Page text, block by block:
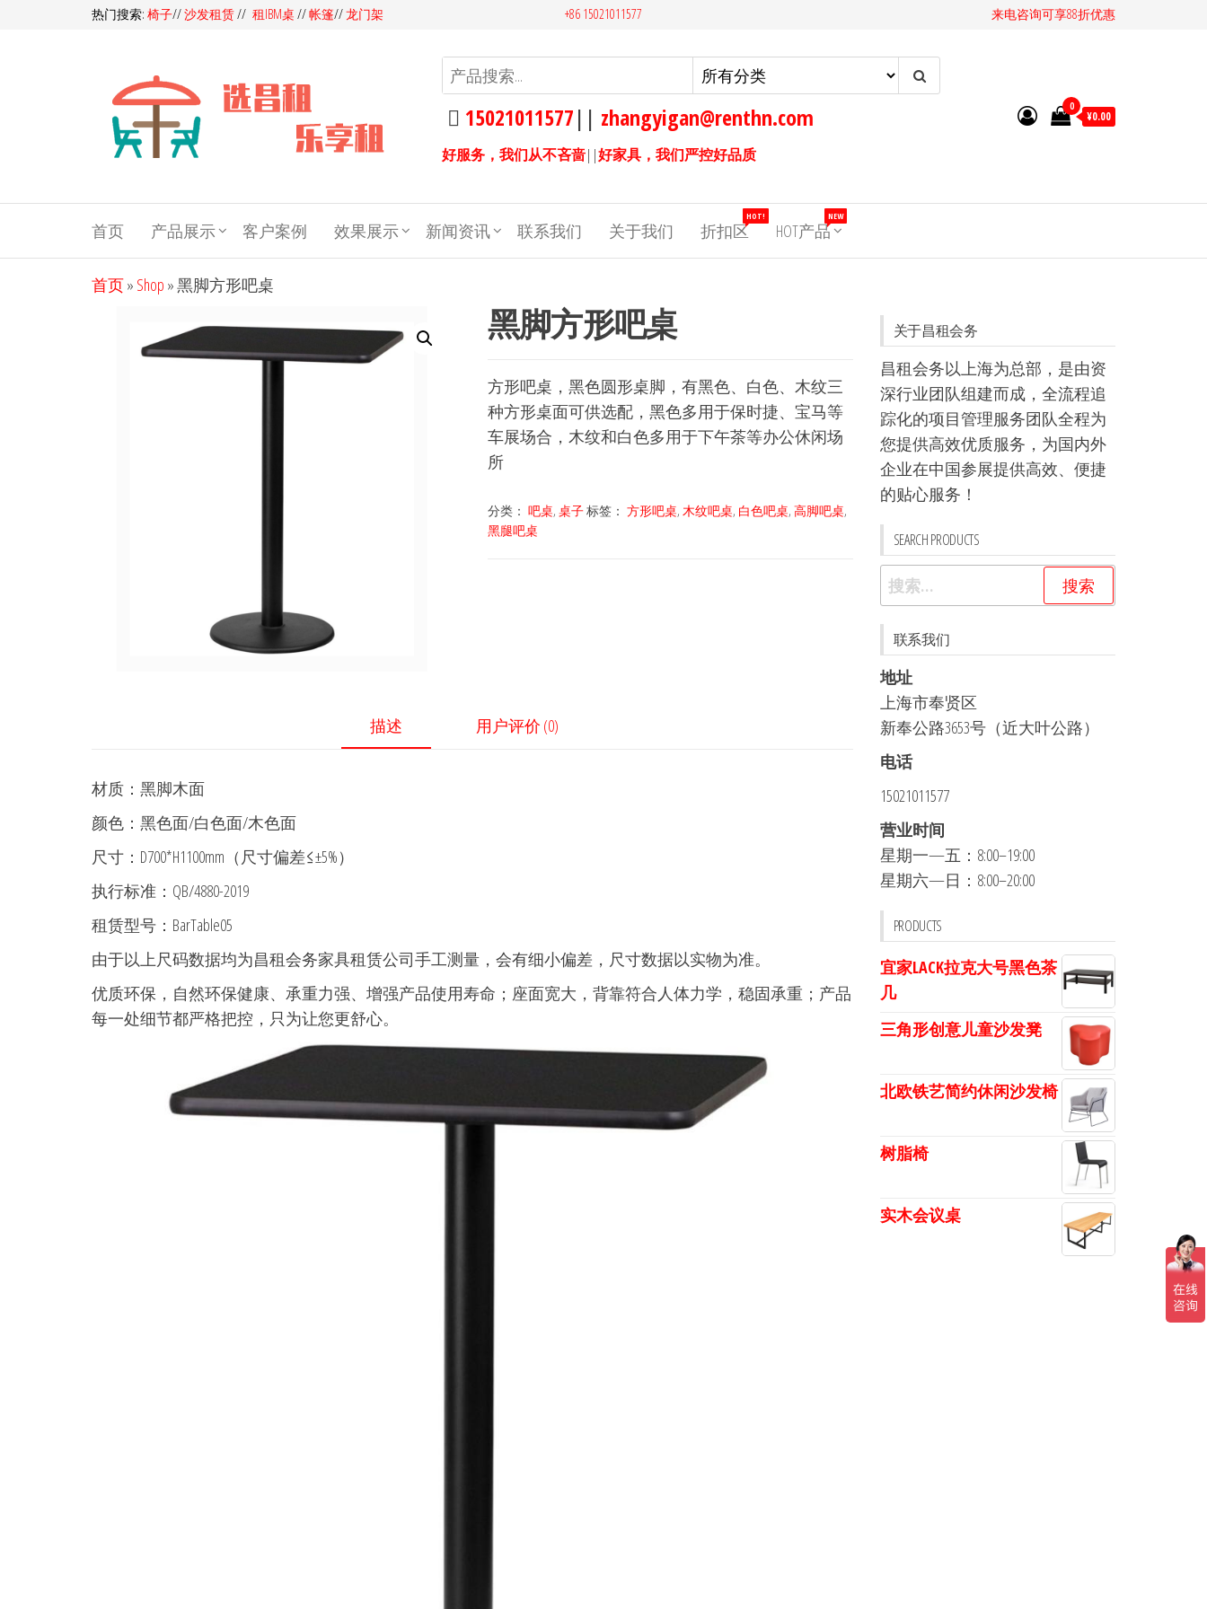
热门搜索: 椅子//沙发租赁// 租IBM桌 //帐篷//龙门架 +86 15021011577 来电咨询可享88折优惠
租
会
务
家
椅
租
赁-
展
览
展
会
家
具
租
台，多快
同样的产
更优，同
15021011577|| zhangyigan@renthn.com
好服务，我们从不吝啬||好家具，我们严控好品质
0
¥0.00
首页 产品展示 客户案例 效果展示 新闻资讯 联系我们 关于我们 折扣区
HOT!
HOT产品
NEW
首页» Shop »黑脚方形吧桌
黑脚方形吧桌
方形吧桌，黑色圆形桌脚，有黑色、白色、木纹三
种方形桌面可供选配，黑色多用于保时捷、宝马等
车展场合，木纹和白色多用于下午茶等办公休闲场
所
分类： 吧桌, 桌子标签： 方形吧桌, 木纹吧桌, 白色吧桌, 高脚吧桌,
黑腿吧桌
描述 用户评价 (0)
材质：黑脚木面
颜色：黑色面/白色面/木色面
尺寸：D700*H1100mm（尺寸偏差≤±5%）
执行标准：QB/4880-2019
租赁型号：BarTable05
由于以上尺码数据均为昌租会务家具租赁公司手工测量，会有细小偏差，尺寸数据以实物为准。
优质环保，自然环保健康、承重力强、增强产品使用寿命；座面宽大，背靠符合人体力学，稳固承重；产品
每一处细节都严格把控，只为让您更舒心。
关于昌租会务
昌租会务以上海为总部，是由资
深行业团队组建而成，全流程追
踪化的项目管理服务团队全程为
您提供高效优质服务，为国内外
企业在中国参展提供高效、便捷
的贴心服务！
SEARCH PRODUCTS
搜
索：
联系我们
地址
上海市奉贤区
新奉公路3653号（近大叶公路）
电话
15021011577
营业时间
星期一—五：8:00–19:00
星期六—日：8:00–20:00
PRODUCTS
宜家LACK拉克大号黑色茶
几
三角形创意儿童沙发凳
北欧铁艺简约休闲沙发椅
树脂椅
实木会议桌